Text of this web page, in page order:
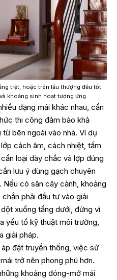
trệt, hoặc trên lầu thượng đều tốt
khoảng sinh hoạt tương ứng
dạng mái khác nhau, cần
thi công đảm bảo khả
bên ngoài vào nhà. Ví dụ
cách âm, cách nhiệt, tấm
loại dày chắc và lợp đúng
lưu ý dùng gạch chuyên
có sân cây cảnh, khoảng
phải đầu tư vào giải
xuống tầng dưới, đừng vì
yếu tố kỹ thuật môi trường,
giải pháp.
đặt truyền thống, việc sử
trở nên phong phú hơn.
khoảng đóng-mở mái